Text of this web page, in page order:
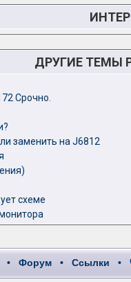
ДРУГИЕ ТЕМЫ
Срочно.
заменить на J6812
схеме
• Форум • Ссылки •